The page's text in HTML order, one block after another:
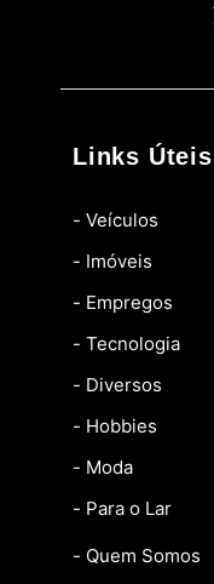
Links Úteis
- Veículos
- Imóveis
- Empregos
- Tecnologia
- Diversos
- Hobbies
- Moda
- Para o Lar
- Quem Somos